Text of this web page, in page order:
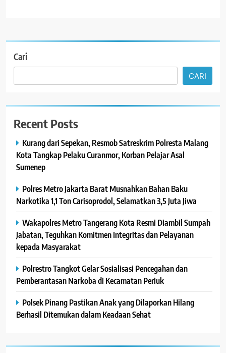
Cari
CARI
Recent Posts
Kurang dari Sepekan, Resmob Satreskrim Polresta Malang
Kota Tangkap Pelaku Curanmor, Korban Pelajar Asal
Sumenep
Polres Metro Jakarta Barat Musnahkan Bahan Baku
Narkotika 1,1 Ton Carisoprodol, Selamatkan 3,5 Juta Jiwa
Wakapolres Metro Tangerang Kota Resmi Diambil Sumpah
Jabatan, Teguhkan Komitmen Integritas dan Pelayanan
kepada Masyarakat
Polrestro Tangkot Gelar Sosialisasi Pencegahan dan
Pemberantasan Narkoba di Kecamatan Periuk
Polsek Pinang Pastikan Anak yang Dilaporkan Hilang
Berhasil Ditemukan dalam Keadaan Sehat